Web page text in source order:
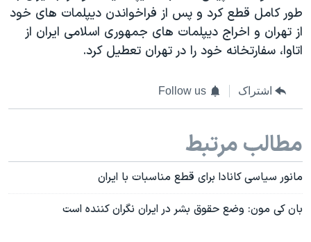
طور کامل قطع کرد و پس از فراخواندن دیپلمات های خود
از تهران و اخراج دیپلمات های جمهوری اسلامی ایران از
اتاوا، سفارتخانه خود را در تهران تعطیل کرد.
اشتراک Follow us
مطالب مرتبط
مانور سیاسی کانادا برای قطع مناسبات با ایران
بان کی مون: وضع حقوق بشر در ایران نگران کننده است